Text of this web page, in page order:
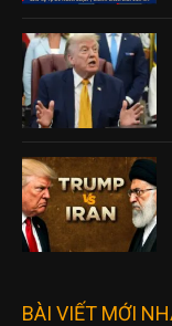
BÀI VIẾT MỚI